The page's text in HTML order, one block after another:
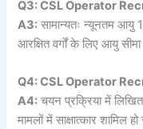
Q3: CSL Operator
A3: सामान्यतः न्यूनतम आयु
आरक्षित वर्गों के लिए आयु
Q4: CSL Operator
A4: चयन प्रक्रिया में
मामलों में साक्षात्कार शामिल